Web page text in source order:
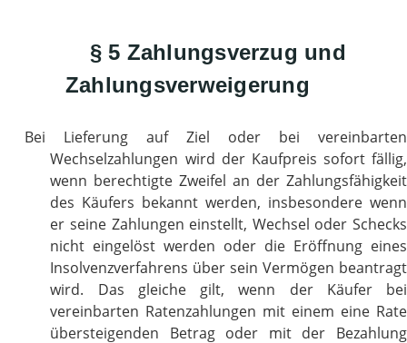
§ 5 Zahlungsverzug und
Zahlungsverweigerung
Bei Lieferung auf Ziel oder bei vereinbarten
Wechselzahlungen wird der Kaufpreis sofort fällig,
wenn berechtigte Zweifel an der Zahlungsfähigkeit
des Käufers bekannt werden, insbesondere wenn
er seine Zahlungen einstellt, Wechsel oder Schecks
nicht eingelöst werden oder die Eröffnung eines
Insolvenzverfahrens über sein Vermögen beantragt
wird. Das gleiche gilt, wenn der Käufer bei
vereinbarten Ratenzahlungen mit einem eine Rate
übersteigenden Betrag oder mit der Bezahlung